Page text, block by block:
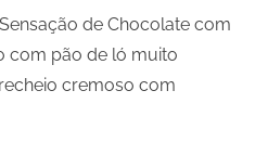
de Chocolate com
com pão de ló muito
cremoso com